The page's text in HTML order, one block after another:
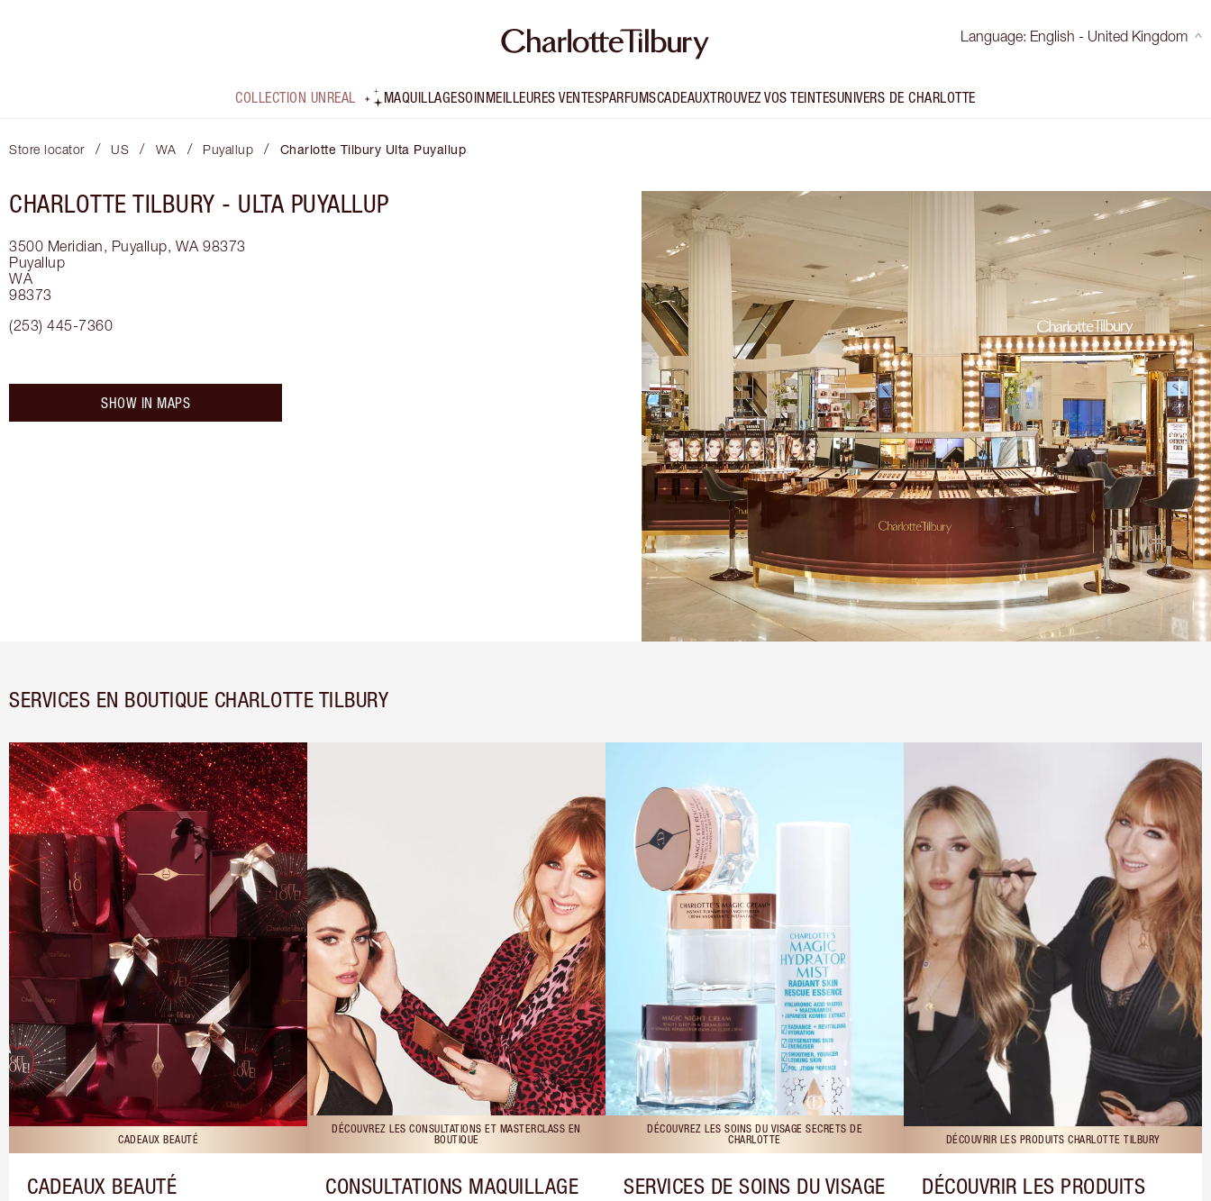
Language: English - United Kingdom
COLLECTION UNREAL MAQUILLAGESOINMEILLEURES VENTESPARFUMSCADEAUXTROUVEZ VOS TEINTESUNIVERS DE CHARLOTTE
Store locator / US / WA / Puyallup / Charlotte Tilbury Ulta Puyallup
CHARLOTTE TILBURY - ULTA PUYALLUP
3500 Meridian, Puyallup, WA 98373
Puyallup
WA
98373
(253) 445-7360
SHOW IN MAPS
SERVICES EN BOUTIQUE CHARLOTTE TILBURY
CADEAUX BEAUTÉ
CADEAUX BEAUTÉ
DÉCOUVREZ LES CONSULTATIONS ET MASTERCLASS EN
BOUTIQUE
CONSULTATIONS MAQUILLAGE
DÉCOUVREZ LES SOINS DU VISAGE SECRETS DE
CHARLOTTE
SERVICES DE SOINS DU VISAGE
DÉCOUVRIR LES PRODUITS CHARLOTTE TILBURY
DÉCOUVRIR LES PRODUITS